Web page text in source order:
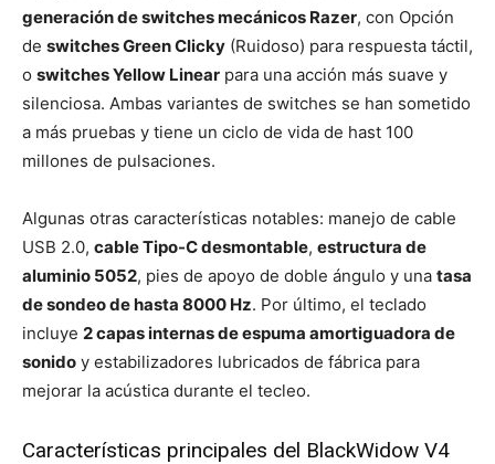
generación de switches mecánicos Razer, con Opción
de switches Green Clicky (Ruidoso) para respuesta táctil,
o switches Yellow Linear para una acción más suave y
silenciosa. Ambas variantes de switches se han sometido
a más pruebas y tiene un ciclo de vida de hast 100
millones de pulsaciones.
Algunas otras características notables: manejo de cable
USB 2.0, cable Tipo-C desmontable, estructura de
aluminio 5052, pies de apoyo de doble ángulo y una tasa
de sondeo de hasta 8000 Hz. Por último, el teclado
incluye 2 capas internas de espuma amortiguadora de
sonido y estabilizadores lubricados de fábrica para
mejorar la acústica durante el tecleo.
Características principales del BlackWidow V4